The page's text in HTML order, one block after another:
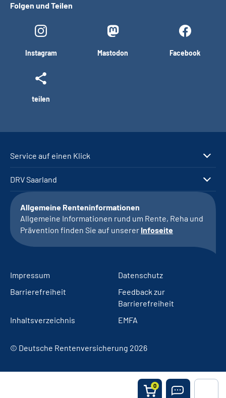
0
Folgen und Teilen
Instagram Mastodon Facebook
teilen
Service auf einen Klick
DRV Saarland
Allgemeine Renteninformationen
Allgemeine Informationen rund um Rente, Reha und
Prävention finden Sie auf unserer Infoseite
Impressum
Datenschutz
Barrierefreiheit
Feedback zur
Barrierefreiheit
Inhaltsverzeichnis
EMFA
© Deutsche Rentenversicherung 2026